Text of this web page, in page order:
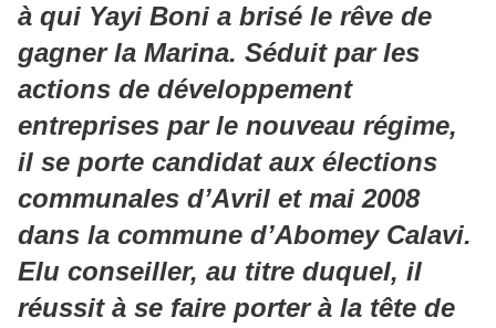
à qui Yayi Boni a brisé le rêve de
gagner la Marina. Séduit par les
actions de développement
entreprises par le nouveau régime,
il se porte candidat aux élections
communales d’Avril et mai 2008
dans la commune d’Abomey Calavi.
Elu conseiller, au titre duquel, il
réussit à se faire porter à la tête de